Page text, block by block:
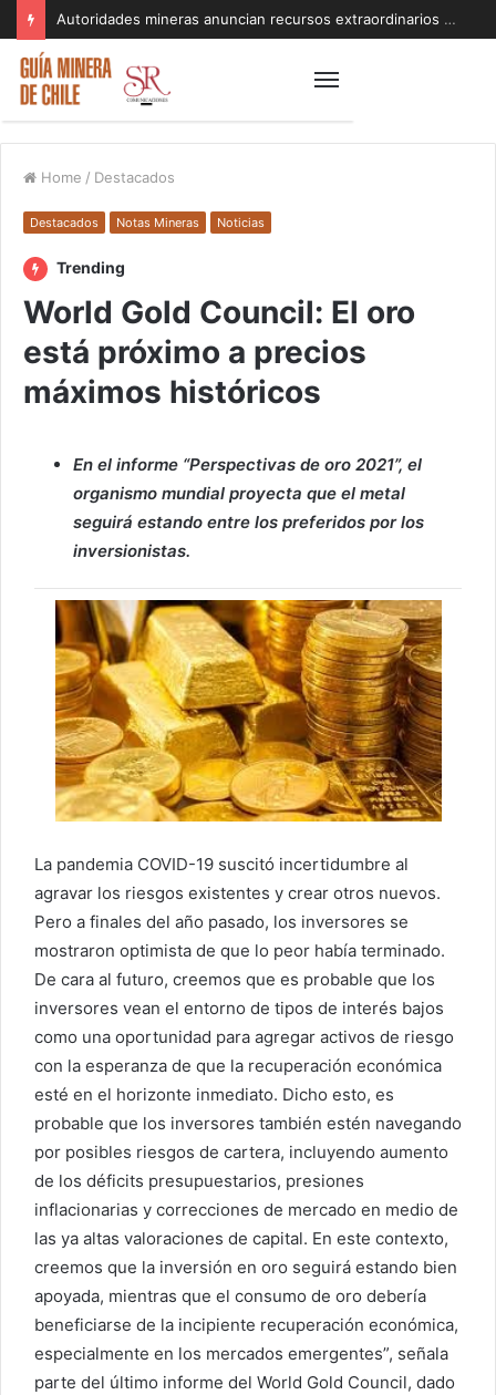
Autoridades mineras anuncian recursos extraordinarios para pequeños mineros afectados por el sistema frontal en Coquimbo y Atacama
Home / Destacados
Destacados Notas Mineras Noticias
Trending
World Gold Council: El oro
está próximo a precios
máximos históricos
En el informe “Perspectivas de oro 2021”, el
organismo mundial proyecta que el metal
seguirá estando entre los preferidos por los
inversionistas.
La pandemia COVID-19 suscitó incertidumbre al
agravar los riesgos existentes y crear otros nuevos.
Pero a finales del año pasado, los inversores se
mostraron optimista de que lo peor había terminado.
De cara al futuro, creemos que es probable que los
inversores vean el entorno de tipos de interés bajos
como una oportunidad para agregar activos de riesgo
con la esperanza de que la recuperación económica
esté en el horizonte inmediato. Dicho esto, es
probable que los inversores también estén navegando
por posibles riesgos de cartera, incluyendo aumento
de los déficits presupuestarios, presiones
inflacionarias y correcciones de mercado en medio de
las ya altas valoraciones de capital. En este contexto,
creemos que la inversión en oro seguirá estando bien
apoyada, mientras que el consumo de oro debería
beneficiarse de la incipiente recuperación económica,
especialmente en los mercados emergentes”, señala
parte del último informe del World Gold Council, dado